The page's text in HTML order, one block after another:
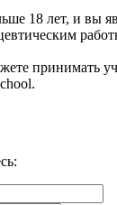
18 лет, и вы
принимать